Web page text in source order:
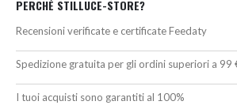
PERCHÉ STILLUCE-STORE?
Recensioni verificate e certificate Feedaty
Spedizione gratuita per gli ordini superiori a 99
I tuoi acquisti sono garantiti al 100%